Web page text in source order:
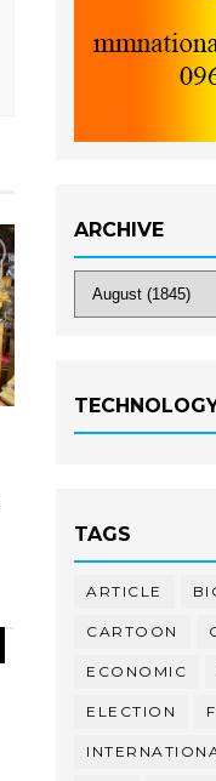
ARCHIVE
TAGS
ARTICLE
CARTOON
ECONOMIC
ELECTION